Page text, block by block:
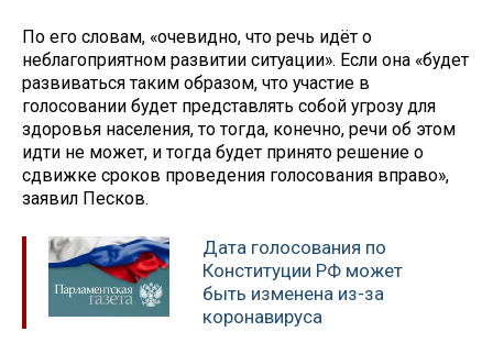
По его словам, «очевидно, что речь идёт о
неблагоприятном развитии ситуации». Если она «будет
развиваться таким образом, что участие в
голосовании будет представлять собой угрозу для
здоровья населения, то тогда, конечно, речи об этом
идти не может, и тогда будет принято решение о
сдвижке сроков проведения голосования вправо»,
заявил Песков.
Дата голосования по
Конституции РФ может
быть изменена из-за
коронавируса